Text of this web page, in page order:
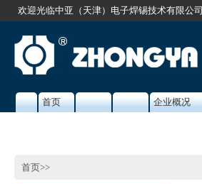
欢迎光临中亚（天津）电子焊锡技术有限公司
首页 企业概况
首页>>